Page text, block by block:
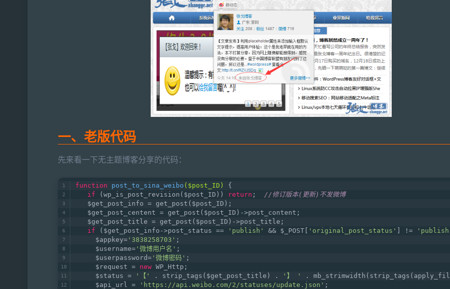
一、老版代码
先来看一下无主题博客分享的代码：
function post_to_sina_weibo ($post_ID)
{
if (wp_is_post_revision($post_ID)) return ; //修订版本(更新)不发微博
   $get_post_info = get_post($post_ID);
   $get_post_centent = get_post($post_ID)->post_content;
   $get_post_title = get_post($post_ID)->post_title;
if ($get_post_info->post_status == 'publish' && $_POST[ 'original_post_status' ] !=
     $appkey=
'3838258703' ;
     $username=
'微博用户名' ;
     $userpassword=
'微博密码' ;
     $request =
new WP_Http;
     $status =
'【' . strip_tags($get_post_title) . '】 ' .
     $api_url =
'https://api.weibo.com/2/statuses/update.json' ;